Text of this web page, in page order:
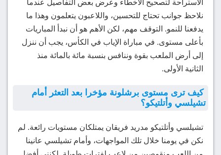
الاستراحة لتصحيح الأخطاء وعرض بعض التفاصيل عندما
نلاحظ جوانب تحتاج للتحسين، واللاعبون يتعلمون وهذا ما
يدفعنا للنمو. التوقف مهم، لكن الأهم هو أن نبدأ المباريات
بأعلى مستوى. في مباراة الإياب في الكأس، يجب أن ننزل
إلى أرض الملعب بقوة وننافس بنسبة مائة بالمائة منذ
الثانية الأولى.
كيف ترى مستوى برشلونة مؤخرا بعد التعثر أمام
تشيلسي وأتلتيكو؟
تشيلسي وأتلتيكو مدريد فريقان يمتلكان مستويات رائعة. لم
نكن في يومنا خلال تلك المواجهات، وأمام تشيلسي عانينا